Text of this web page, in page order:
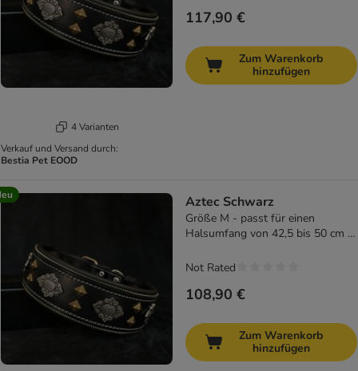
4 Varianten
Verkauf und Versand durch:
Bestia Pet EOOD
117,90 €
Zum Warenkorb
hinzufügen
Aztec Schwarz
Größe M - passt für einen
Halsumfang von 42,5 bis 50 cm /
108,90 €
Not Rated
Zum Warenkorb
hinzufügen